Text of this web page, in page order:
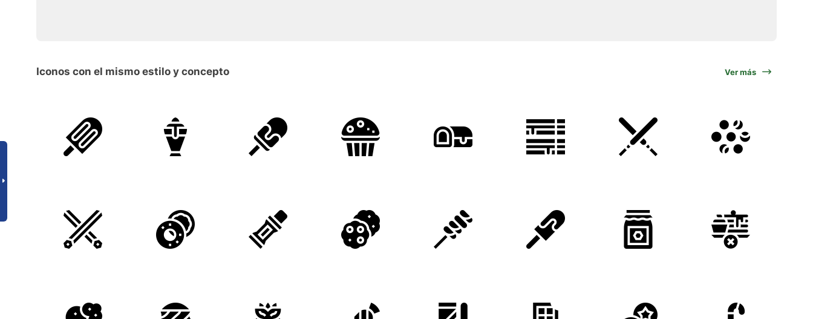
Iconos con el mismo estilo y concepto Ver más